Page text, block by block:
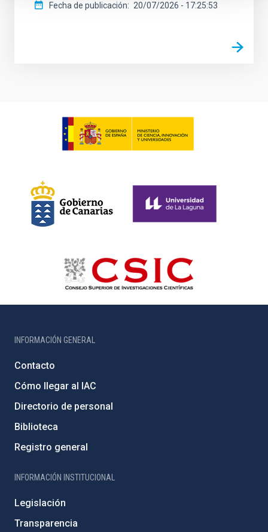
Fecha de publicación 20/07/2026 - 17:25:53
INFORMACIÓN GENERAL
Contacto
Cómo llegar al IAC
Directorio de personal
Biblioteca
Registro general
INFORMACIÓN INSTITUCIONAL
Legislación
Transparencia